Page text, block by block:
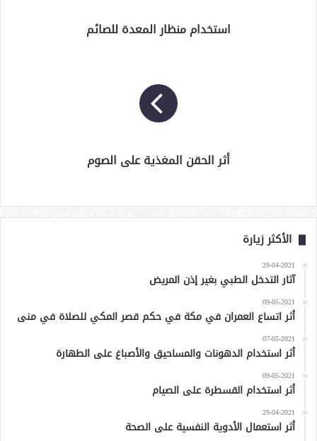
استخدام منظار المعدة للصائم
أثر الحقن المغذية على الصوم
الأكثر زيارة
29-04-2021
آثار التدخل الطبي بغير إذن المريض
09-05-2021
أثر اتساع العمران في مكة في حكم قصر المكي للصلاة في منى
07-05-2021
أثر استخدام الدهونات والمساحيق والأصباغ على الطهارة
09-05-2021
أثر استخدام القسطرة على الصيام
29-04-2021
أثر استعمال الأدوية النفسية على الصحة